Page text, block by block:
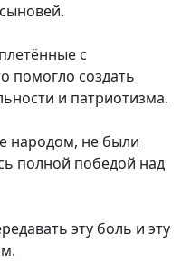
с
помогло создать
и патриотизма.
народом, не были
полной победой над
эту боль и эту